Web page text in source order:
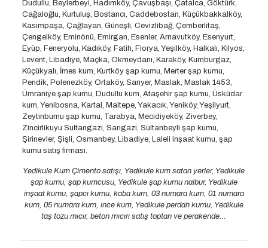
Dudullu, Beylerbeyi, Hadımköy, Çavuşbaşı, Çatalca, Göktürk,
Cağaloğlu, Kurtuluş, Bostancı, Caddebostan, Küçükbakkalköy,
Kasımpaşa, Çağlayan, Güneşli, Cevizlibağ, Çemberlitaş,
Çengelköy, Eminönü, Emirgan, Esenler, Arnavutköy, Esenyurt,
Eyüp, Feneryolu, Kadıköy, Fatih, Florya, Yeşilköy, Halkalı, Kilyos,
Levent, Libadiye, Maçka, Okmeydanı, Karaköy, Kumburgaz,
Küçükyalı, İmes kum, Kurtköy şap kumu, Merter şap kumu,
Pendik, Polenezköy, Ortaköy, Sarıyer, Maslak, Maslak 1453,
Ümraniye şap kumu, Dudullu kum, Ataşehir şap kumu, Üsküdar
kum, Yenibosna, Kartal, Maltepe, Yakacık, Yeniköy, Yeşilyurt,
Zeytinburnu şap kumu, Tarabya, Mecidiyeköy, Ziverbey,
Zincirlikuyu Sultangazi, Sarıgazi, Sultanbeyli şap kumu,
Şirinevler, Şişli, Osmanbey, Libadiye, Laleli inşaat kumu, şap
kumu satış firması.
Yedikule Kum Çimento satışı, Yedikule kum satan yerler, Yedikule
şap kumu, şap kumcusu, Yedikule şap kumu nalbur, Yedikule
inşaat kumu, şapcı kumu, kaba kum, 03 numara kum, 01 numara
kum, 05 numara kum, ince kum, Yedikule perdah kumu, Yedikule
taş tozu mıcır, beton mıcırı satış toptan ve perakende…